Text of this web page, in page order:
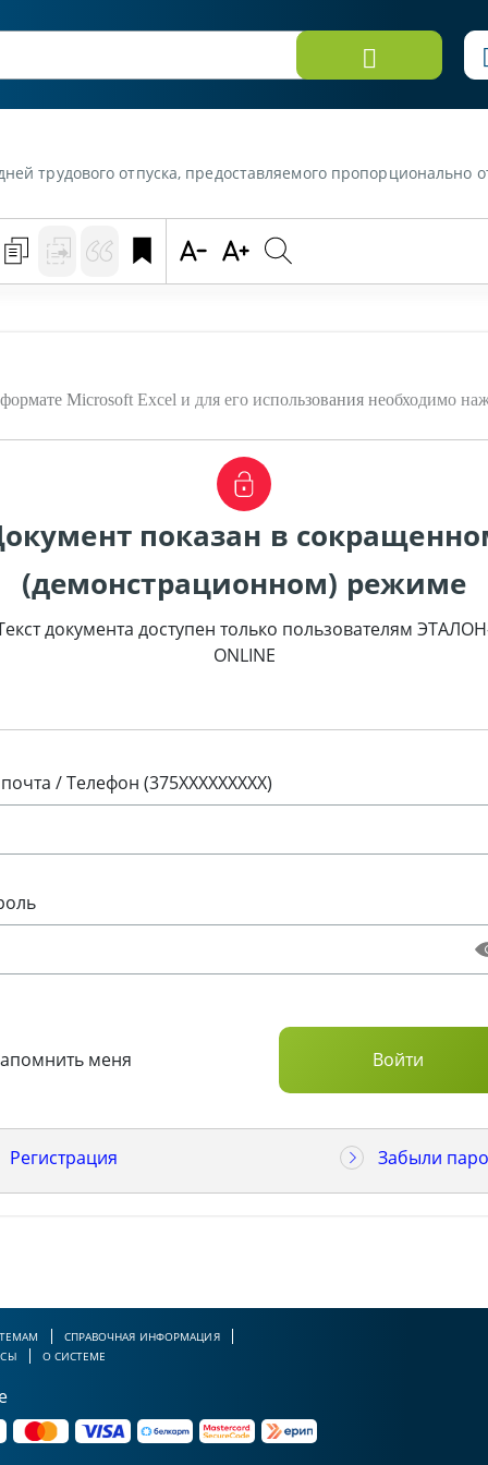
трудового отпуска, предоставляемого пропорционально
Microsoft Excel и для его использования необходимо
показан в
(демонстрационном) режиме
документа доступен только пользователям
ONLINE
/ Телефон (375XXXXXXXXX)
меня
Регистрация Забыли
СПРАВОЧНАЯ ИНФОРМАЦИЯ
О СИСТЕМЕ